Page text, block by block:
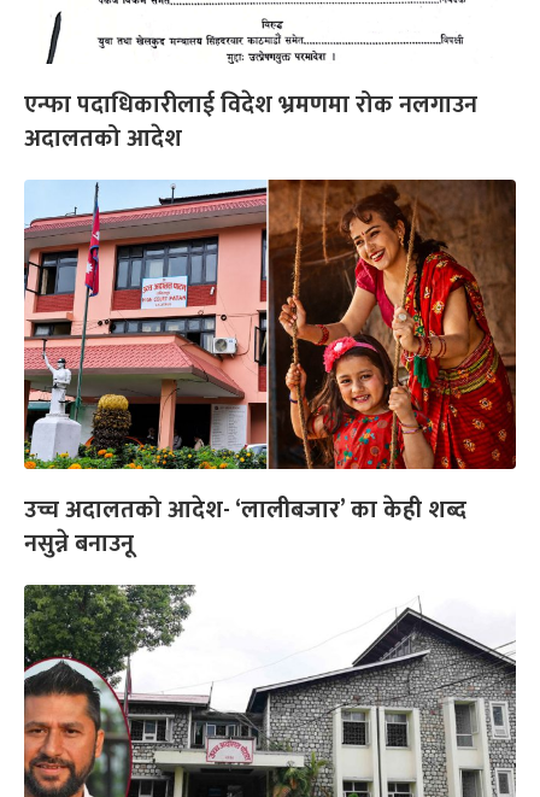
एन्फा पदाधिकारीलाई विदेश भ्रमणमा रोक नलगाउन
अदालतको आदेश
उच्च अदालतको आदेश- ‘लालीबजार’ का केही शब्द
नसुन्ने बनाउनू